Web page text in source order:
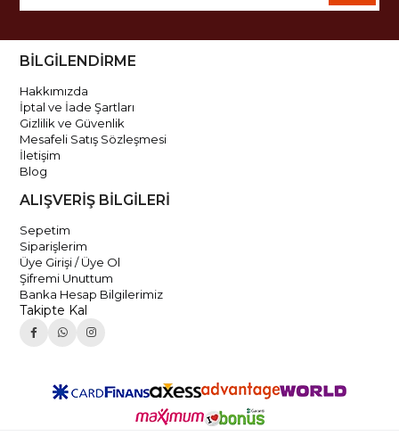
BİLGİLENDİRME
Hakkımızda
İptal ve İade Şartları
Gizlilik ve Güvenlik
Mesafeli Satış Sözleşmesi
İletişim
Blog
ALIŞVERİŞ BİLGİLERİ
Sepetim
Siparişlerim
Üye Girişi / Üye Ol
Şifremi Unuttum
Banka Hesap Bilgilerimiz
Takipte Kal